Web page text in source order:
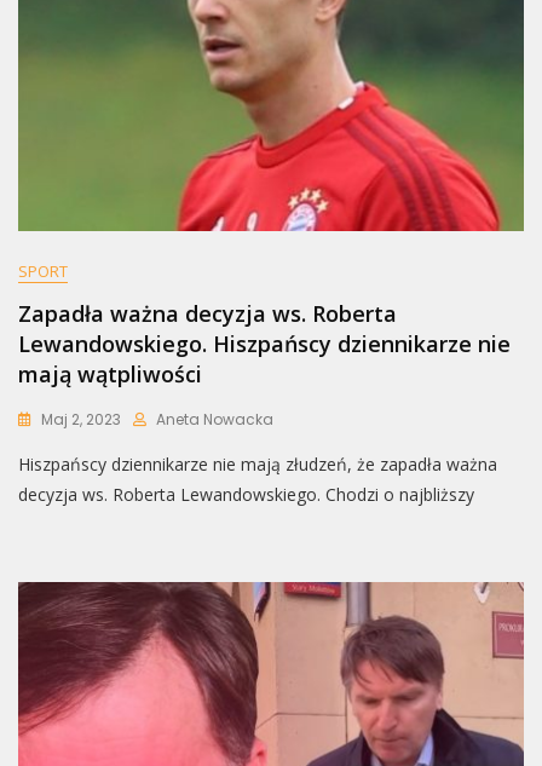
SPORT
Zapadła ważna decyzja ws. Roberta
Lewandowskiego. Hiszpańscy dziennikarze nie
mają wątpliwości
Maj 2, 2023 Aneta Nowacka
Hiszpańscy dziennikarze nie mają złudzeń, że zapadła ważna
decyzja ws. Roberta Lewandowskiego. Chodzi o najbliższy